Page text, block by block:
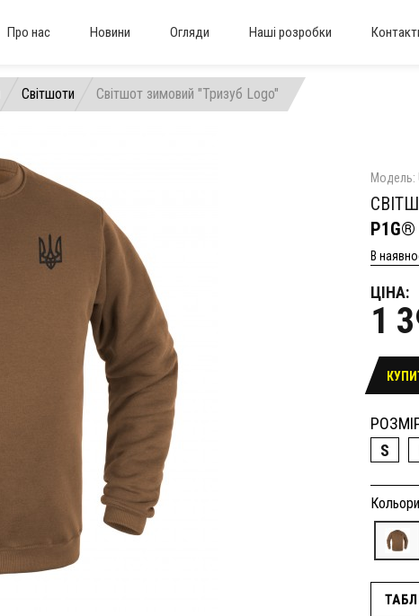
Про нас Новини Огляди Наші розробки
Світшоти Світшот зимовий "Тризуб Logo"
Модель:
P1G®
В
ЦІНА:
1
S